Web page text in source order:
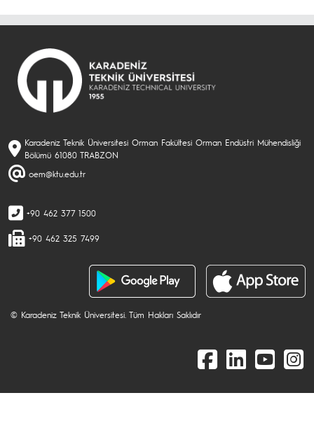
Karadeniz Teknik Üniversitesi Orman Fakültesi Orman Endüstri Mühendisliği
Bölümü 61080 TRABZON
oem@ktu.edu.tr
+90 462 377 1500
+90 462 325 7499
© Karadeniz Teknik Üniversitesi. Tüm Hakları Saklıdır